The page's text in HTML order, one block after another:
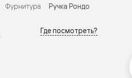
Фурнитура
Ручка Рондо
Где посмотреть?